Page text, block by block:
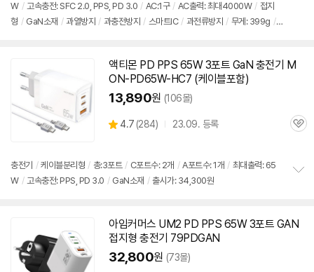
W / 고속충전: SFC 2.0, PPS, PD 3.0 / AC:1구 / AC출력: 최대4000W / 접지
형 / GaN소재 / 과열방지 / 과충전방지 / 스마트IC / 과전류방지 / 무게: 399g /
액티몬 PD PPS 65W3포트 GaN 충전기 M
ON-PD65W-HC7 (케이블포함)
13,890원 (106몰)
별
4.7 (상
뷰
284) 23.09. 등록
관
충전기 / 케이블분리형 / 총:3포트 / C포트수: 2개 / A포트수: 1개 / 최대출력: 65
W / 고속충전: PPS, PD 3.0 / GaN소재 / 출시가: 34,300원
치
아임커머스 UM2 PD PPS 65W3포트 GAN
접지형 충전기 79PDGAN
32,800원 (73몰)